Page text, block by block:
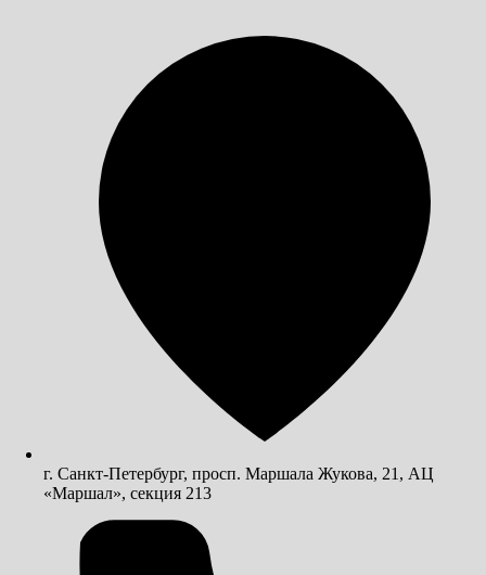
г. Санкт-Петербург, просп. Маршала Жукова, 21, АЦ
«Маршал», секция 213